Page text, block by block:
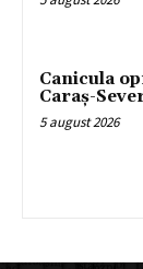
Canicula
Caraș-
5 august 2026